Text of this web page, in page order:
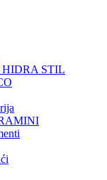
HIDRA STIL